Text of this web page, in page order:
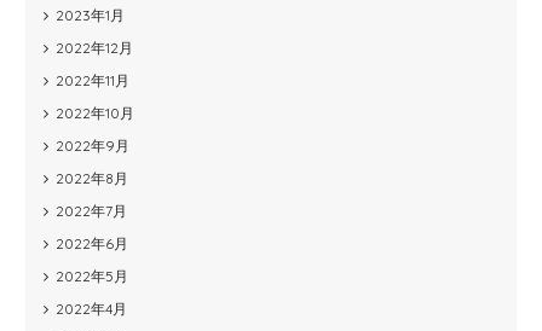
2023年1月
2022年12月
2022年11月
2022年10月
2022年9月
2022年8月
2022年7月
2022年6月
2022年5月
2022年4月